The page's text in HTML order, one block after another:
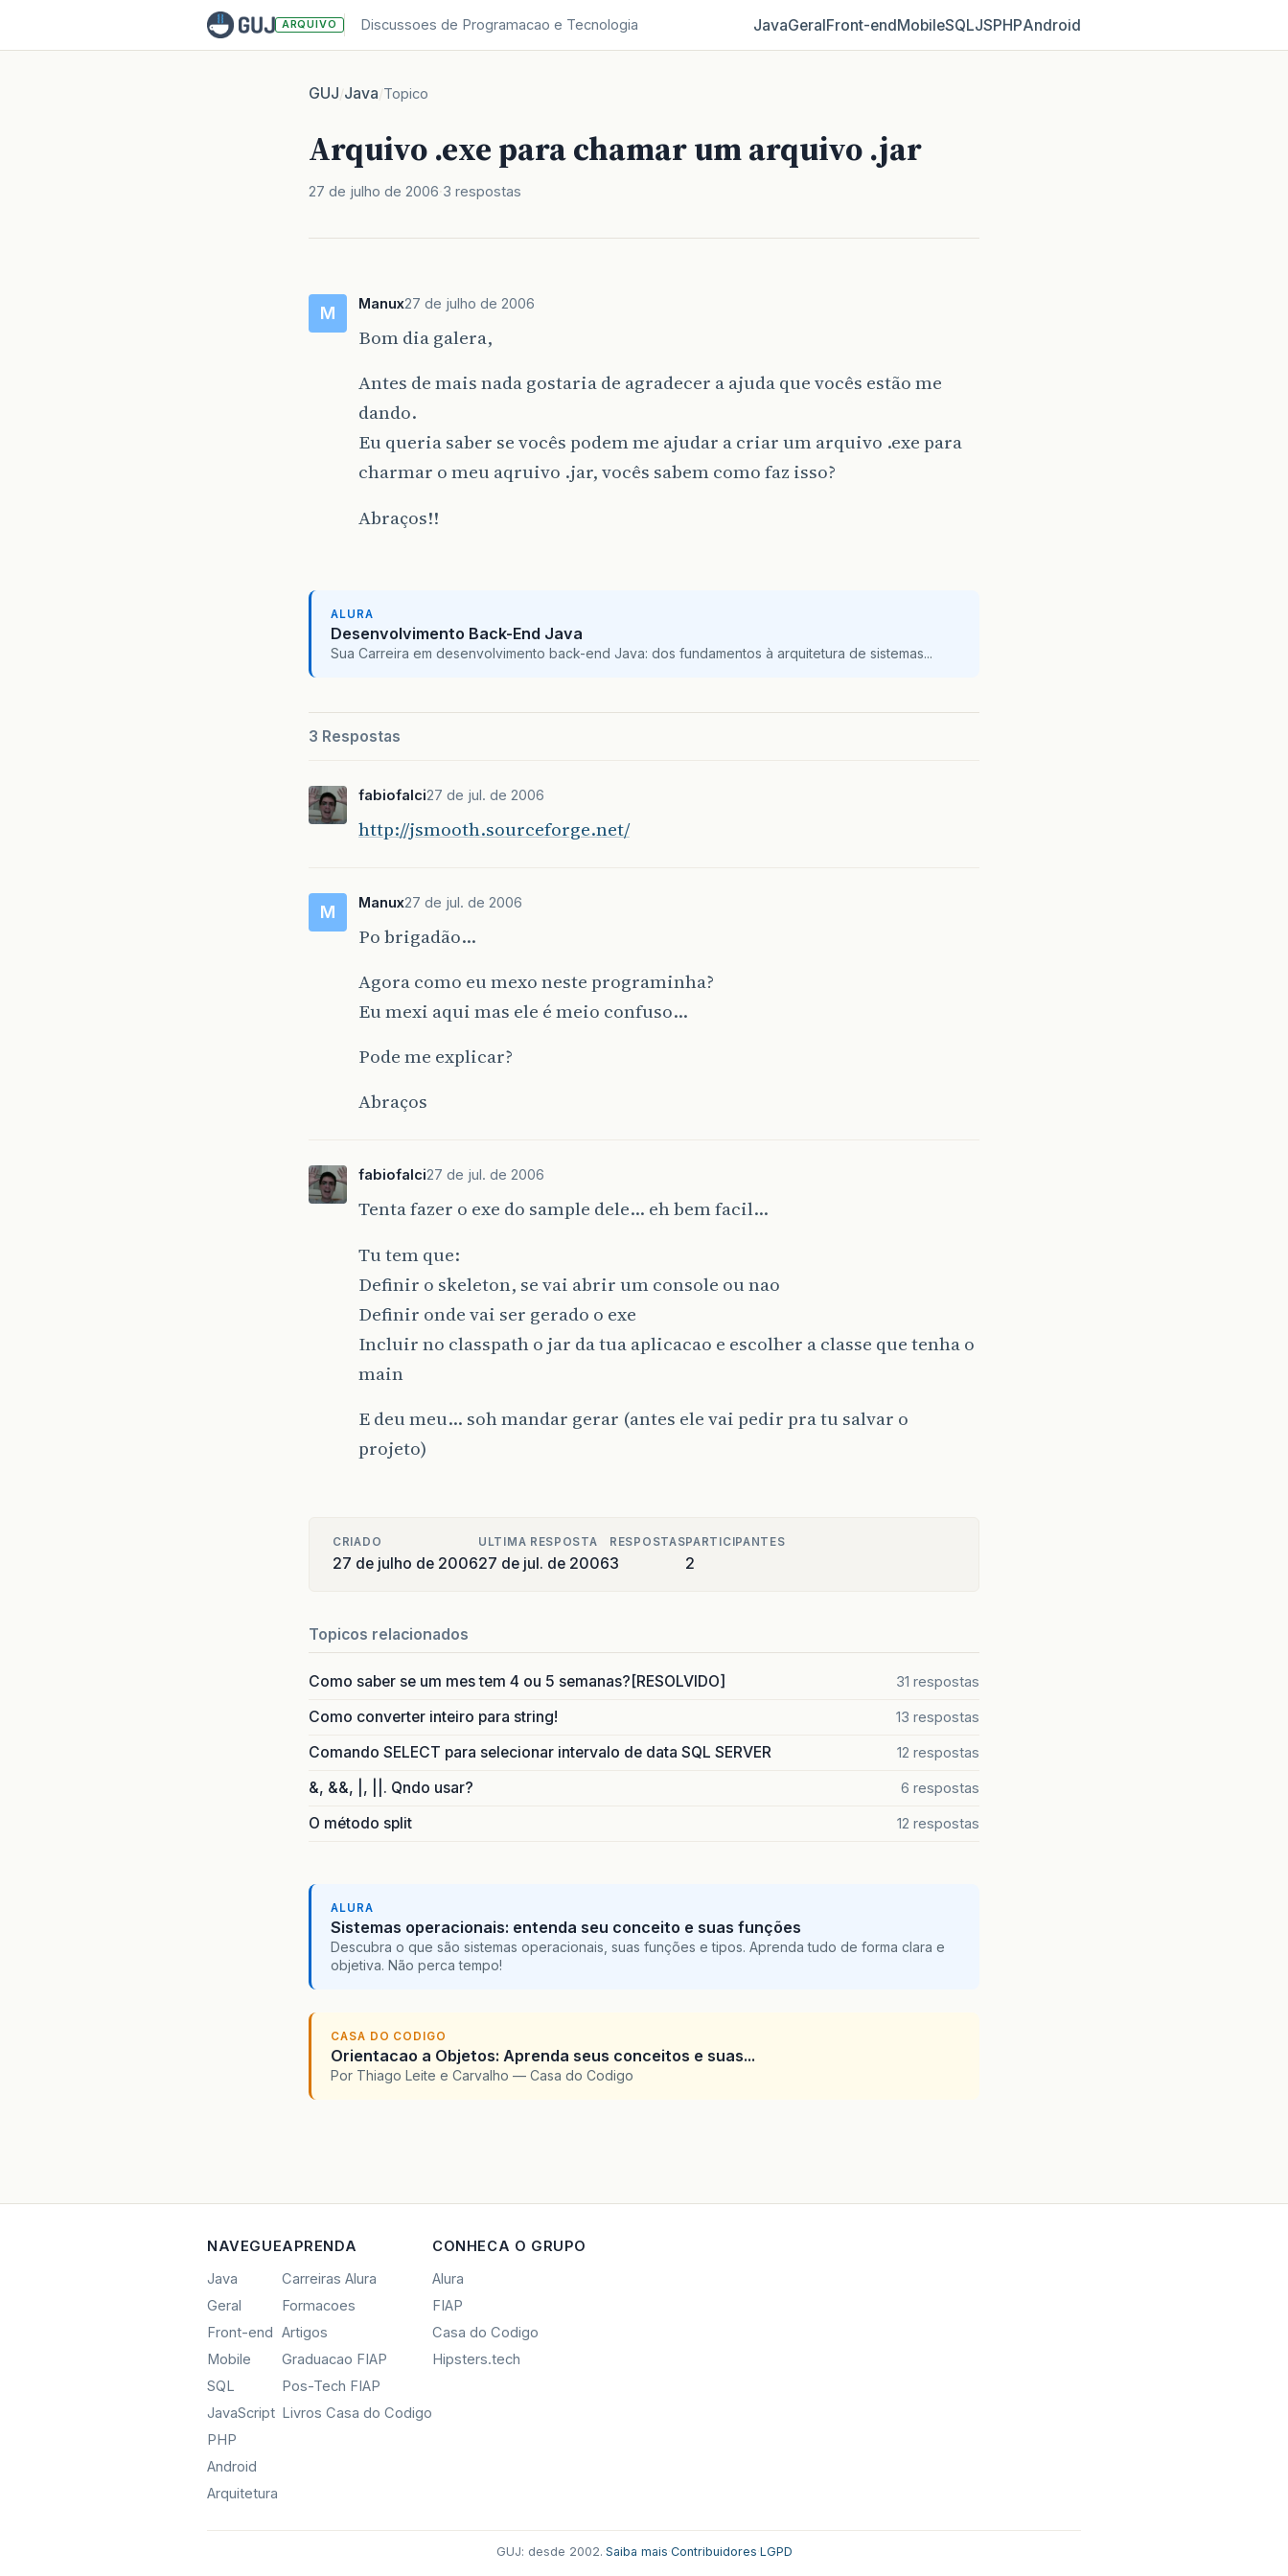
ARQUIVO Discussoes de Programacao e Tecnologia JavaGeralFront‑endMobileSQLJSPHPAndroid
GUJ/Java/Topico
Arquivo .exe para chamar um arquivo .jar
27 de julho de 2006 3 respostas
M Manux27 de julho de 2006
Bom dia galera,
Antes de mais nada gostaria de agradecer a ajuda que vocês estão me
dando.
Eu queria saber se vocês podem me ajudar a criar um arquivo .exe para
charmar o meu aqruivo .jar, vocês sabem como faz isso?
Abraços!!
ALURA
Desenvolvimento Back-End Java
Sua Carreira em desenvolvimento back-end Java: dos fundamentos à arquitetura de sistemas...
3 Respostas
fabiofalci27 de jul. de 2006
http://jsmooth.sourceforge.net/
M Manux27 de jul. de 2006
Po brigadão…
Agora como eu mexo neste programinha?
Eu mexi aqui mas ele é meio confuso…
Pode me explicar?
Abraços
fabiofalci27 de jul. de 2006
Tenta fazer o exe do sample dele… eh bem facil…
Tu tem que:
Definir o skeleton, se vai abrir um console ou nao
Definir onde vai ser gerado o exe
Incluir no classpath o jar da tua aplicacao e escolher a classe que tenha o
main
E deu meu… soh mandar gerar (antes ele vai pedir pra tu salvar o
projeto)
CRIADO
27 de julho de 2006
ULTIMA RESPOSTA
27 de jul. de 2006
RESPOSTAS
3
PARTICIPANTES
2
Topicos relacionados
Como saber se um mes tem 4 ou 5 semanas?[RESOLVIDO] 31 respostas
Como converter inteiro para string! 13 respostas
Comando SELECT para selecionar intervalo de data SQL SERVER 12 respostas
&, &&, |, ||. Qndo usar? 6 respostas
O método split 12 respostas
ALURA
Sistemas operacionais: entenda seu conceito e suas funções
Descubra o que são sistemas operacionais, suas funções e tipos. Aprenda tudo de forma clara e
objetiva. Não perca tempo!
CASA DO CODIGO
Orientacao a Objetos: Aprenda seus conceitos e suas...
Por Thiago Leite e Carvalho — Casa do Codigo
NAVEGUE
Java
Geral
Front-end
Mobile
SQL
JavaScript
PHP
Android
Arquitetura
APRENDA
Carreiras Alura
Formacoes
Artigos
Graduacao FIAP
Pos-Tech FIAP
Livros Casa do Codigo
CONHECA O GRUPO
Alura
FIAP
Casa do Codigo
Hipsters.tech
GUJ: desde 2002.·Saiba mais·Contribuidores·LGPD